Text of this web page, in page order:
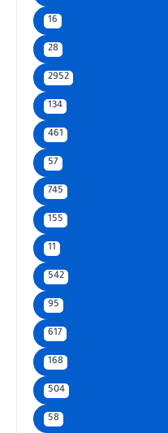
16
28
2952
134
461
57
745
155
11
542
95
617
168
504
58